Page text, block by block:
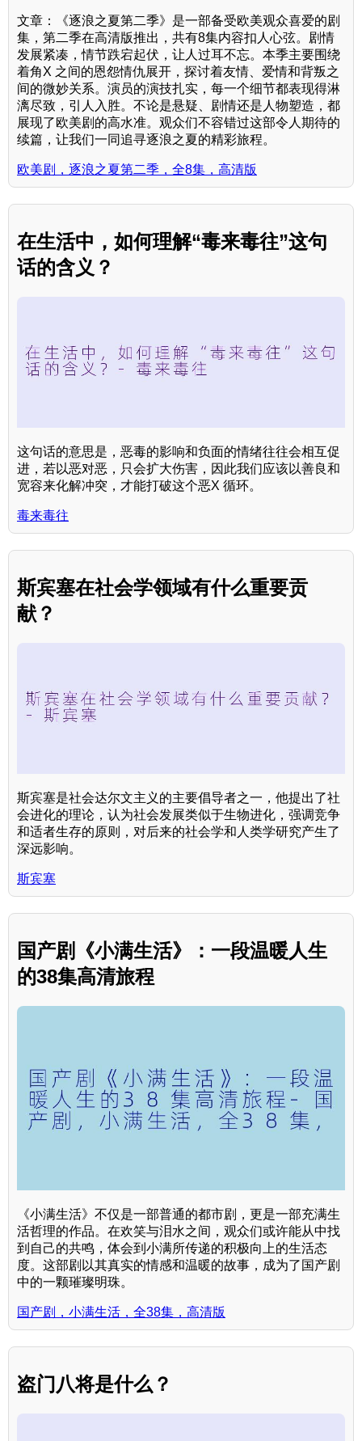
文章：《逐浪之夏第二季》是一部备受欧美观众喜爱的剧
集，第二季在高清版推出，共有8集内容扣人心弦。剧情
发展紧凑，情节跌宕起伏，让人过耳不忘。本季主要围绕
着角X 之间的恩怨情仇展开，探讨着友情、爱情和背叛之
间的微妙关系。演员的演技扎实，每一个细节都表现得淋
漓尽致，引人入胜。不论是悬疑、剧情还是人物塑造，都
展现了欧美剧的高水准。观众们不容错过这部令人期待的
续篇，让我们一同追寻逐浪之夏的精彩旅程。
欧美剧，逐浪之夏第二季，全8集，高清版
在生活中，如何理解“毒来毒往”这句
话的含义？
这句话的意思是，恶毒的影响和负面的情绪往往会相互促
进，若以恶对恶，只会扩大伤害，因此我们应该以善良和
宽容来化解冲突，才能打破这个恶X 循环。
毒来毒往
斯宾塞在社会学领域有什么重要贡
献？
斯宾塞是社会达尔文主义的主要倡导者之一，他提出了社
会进化的理论，认为社会发展类似于生物进化，强调竞争
和适者生存的原则，对后来的社会学和人类学研究产生了
深远影响。
斯宾塞
国产剧《小满生活》：一段温暖人生
的38集高清旅程
《小满生活》不仅是一部普通的都市剧，更是一部充满生
活哲理的作品。在欢笑与泪水之间，观众们或许能从中找
到自己的共鸣，体会到小满所传递的积极向上的生活态
度。这部剧以其真实的情感和温暖的故事，成为了国产剧
中的一颗璀璨明珠。
国产剧，小满生活，全38集，高清版
盗门八将是什么？